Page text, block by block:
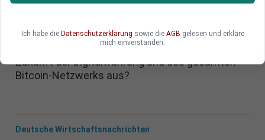
hingelegt. Die bevorstehende Halbierung des
die Spekulationen weiter an, wobei deutsche
Anleger eher zurückhaltend sind. Wie sieht die
Zukunft der Digitalwährung und des gesamten
Bitcoin-Netzwerks aus?
Deutsche Wirtschaftsnachrichten
Ich habe die Datenschutzerklärung sowie die AGB gelesen und erkläre
mich einverstanden.